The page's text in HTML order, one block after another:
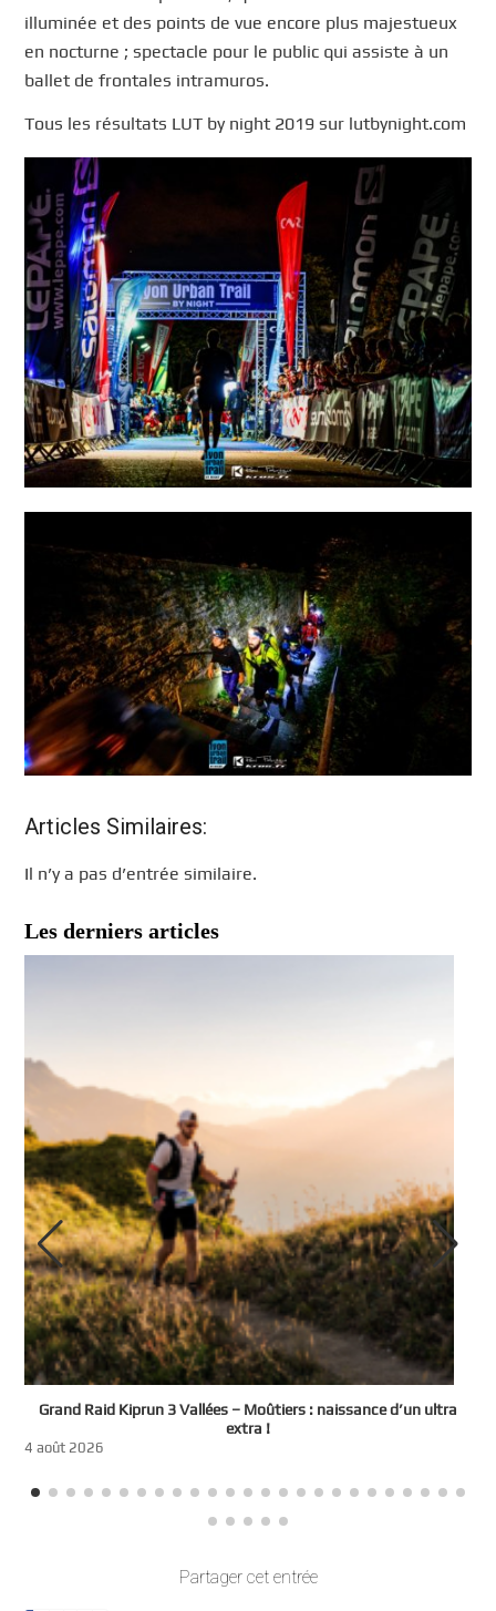
illuminée et des points de vue encore plus majestueux
en nocturne ; spectacle pour le public qui assiste à un
ballet de frontales intramuros.
Tous les résultats LUT by night 2019 sur lutbynight.com
Articles Similaires:
Il n’y a pas d’entrée similaire.
Les derniers articles
Grand Raid Kiprun 3 Vallées – Moûtiers : naissance d’un ultra
extra !
4 août 2026
Partager cet entrée